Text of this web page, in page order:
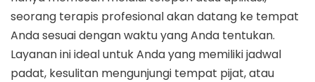
seorang terapis profesional akan datang ke tempat
Anda sesuai dengan waktu yang Anda tentukan.
Layanan ini ideal untuk Anda yang memiliki jadwal
padat, kesulitan mengunjungi tempat pijat, atau